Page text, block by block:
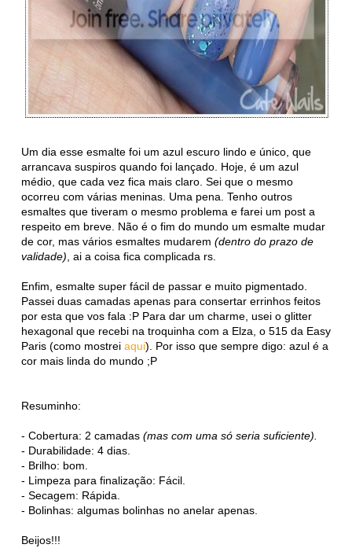
Um dia esse esmalte foi um azul escuro lindo e único, que
arrancava suspiros quando foi lançado. Hoje, é um azul
médio, que cada vez fica mais claro. Sei que o mesmo
ocorreu com várias meninas. Uma pena. Tenho outros
esmaltes que tiveram o mesmo problema e farei um post a
respeito em breve. Não é o fim do mundo um esmalte mudar
de cor, mas vários esmaltes mudarem(dentro do prazo de
validade) , ai a coisa fica complicada rs.
Enfim, esmalte super fácil de passar e muito pigmentado.
Passei duas camadas apenas para consertar errinhos feitos
por esta que vos fala :P Para dar um charme, usei o glitter
hexagonal que recebi na troquinha com a Elza, o 515 da Easy
Paris (como mostreiaqui). Por isso que sempre digo: azul é a
cor mais linda do mundo ;P
Resuminho:
- Cobertura: 2 camadas (mas com uma só seria suficiente).
- Durabilidade: 4 dias.
- Brilho: bom.
- Limpeza para finalização: Fácil.
- Secagem: Rápida.
- Bolinhas: algumas bolinhas no anelar apenas.
Beijos!!!